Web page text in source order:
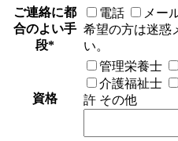
ご連絡に都
合のよい手
段*
電話 メー
希望の方は迷惑
い。
資格
管理栄養士
介護福祉士
許 その他